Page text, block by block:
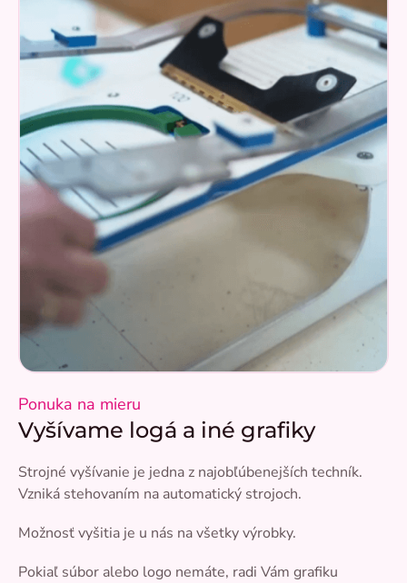
Ponuka na mieru
Vyšívame logá a iné grafiky
Strojné vyšívanie je jedna z najobľúbenejších techník.
Vzniká stehovaním na automatický strojoch.
Možnosť vyšitia je u nás na všetky výrobky.
Pokiaľ súbor alebo logo nemáte, radi Vám grafiku